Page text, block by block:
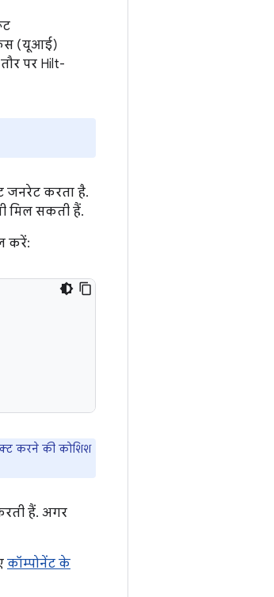
(यूआई)
पर Hilt-
जनरेट करता है.
मिल सकती हैं.
करें:
करने की कोशिश
हैं. अगर
कॉम्पोनेंट के